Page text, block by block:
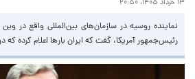
۱۳ خرداد ۱۴۰۵، ۲۰:۵۰
نماینده روسیه در سازمان‌های بین‌المللی واقع در
رئیس‌جمهور آمریکا، گفت که ایران بارها اعلام کرده